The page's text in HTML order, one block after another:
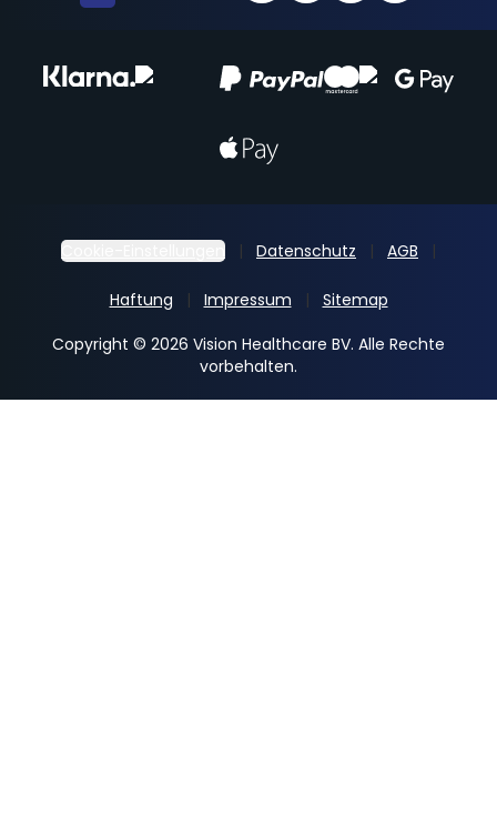
Cookie-Einstellungen Datenschutz AGB
Haftung Impressum
Sitemap
Copyright © 2026 Vision Healthcare BV. Alle Rechte
vorbehalten.